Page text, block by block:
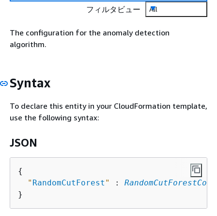
フィルタビュー
All
The configuration for the anomaly detection
algorithm.
Syntax
To declare this entity in your CloudFormation template,
use the following syntax:
JSON
{
" RandomCutForest " :